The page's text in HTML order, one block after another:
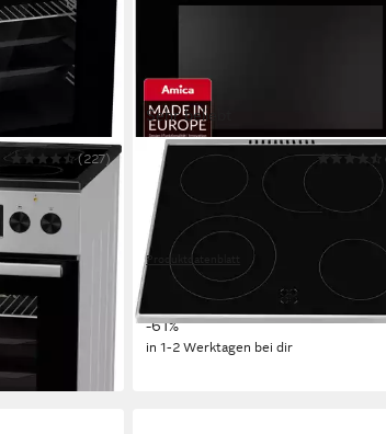
(227)
Sehr beliebt
AMICA
Elektro-Standherd SHC 11675/1 E
Elektro
Kochfeld
Simple Steam Reinigungsfunktion
2-fach-Teleskopauszug
Auszugssystem
Produktdatenblatt
504,67 € UVP
1.309,00 €
14,65 €mtl. in 48 Raten
-61%
in 1-2 Werktagen bei dir